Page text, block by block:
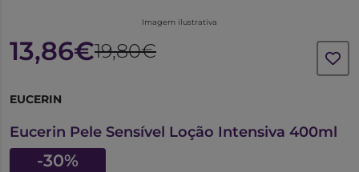
Imagem ilustrativa
13,86€19,80€
EUCERIN
Eucerin Pele Sensível Loção Intensiva 400ml
-30%